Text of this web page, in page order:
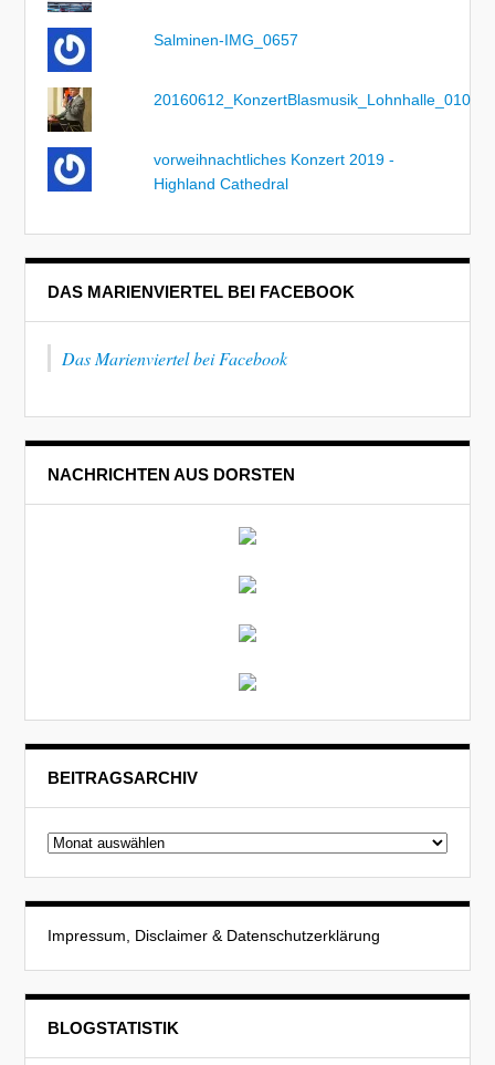
Salminen-IMG_0657
20160612_KonzertBlasmusik_Lohnhalle_010
vorweihnachtliches Konzert 2019 -
Highland Cathedral
DAS MARIENVIERTEL BEI FACEBOOK
Das Marienviertel bei Facebook
NACHRICHTEN AUS DORSTEN
BEITRAGSARCHIV
Beitragsarchiv
Impressum, Disclaimer & Datenschutzerklärung
BLOGSTATISTIK